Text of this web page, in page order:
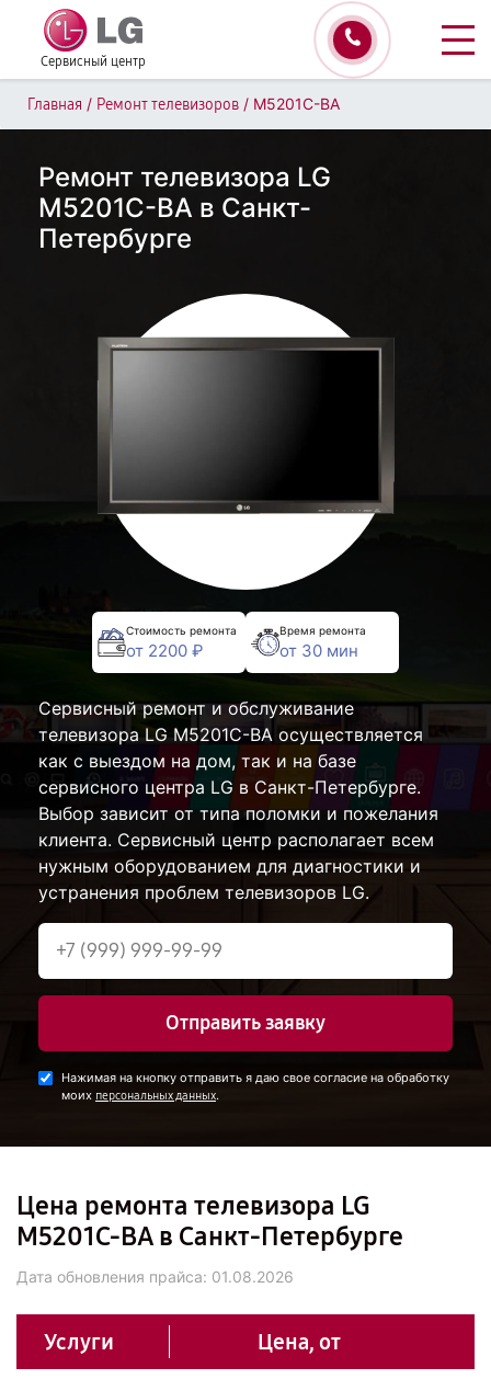
Сервисный центр
Главная / Ремонт телевизоров / M5201C-BA
Ремонт телевизора LG
M5201C-BA в Санкт-
Петербурге
Стоимость ремонта
от 2200 ₽
Время ремонта
от 30 мин
Сервисный ремонт и обслуживание
телевизора LG M5201C-BA осуществляется
как с выездом на дом, так и на базе
сервисного центра LG в Санкт-Петербурге.
Выбор зависит от типа поломки и пожелания
клиента. Сервисный центр располагает всем
нужным оборудованием для диагностики и
устранения проблем телевизоров LG.
Отправить заявку
Нажимая на кнопку отправить я даю свое согласие на обработку
моих персональных данных.
Цена ремонта телевизора LG
M5201C-BA в Санкт-Петербурге
Дата обновления прайса: 01.08.2026
Услуги Цена, от